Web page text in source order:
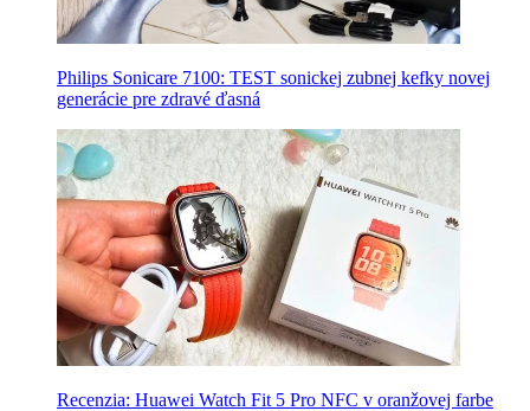
Philips Sonicare 7100: TEST sonickej zubnej kefky novej
generácie pre zdravé ďasná
Recenzia: Huawei Watch Fit 5 Pro NFC v oranžovej farbe